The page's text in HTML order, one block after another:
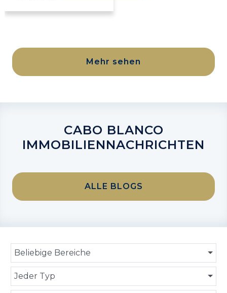
Mehr sehen
CABO BLANCO
IMMOBILIENNACHRICHTEN
ALLE BLOGS
Beliebige Bereiche
Jeder Typ